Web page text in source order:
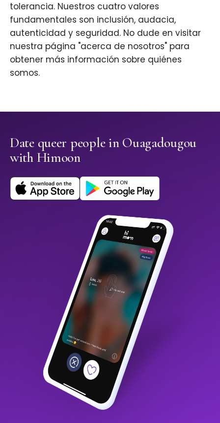
tolerancia. Nuestros cuatro valores
fundamentales son inclusión, audacia,
autenticidad y seguridad. No dude en visitar
nuestra página "acerca de nosotros" para
obtener más información sobre quiénes
somos.
Date queer people in Ouagadougou
with Himoon